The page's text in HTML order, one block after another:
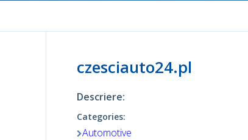
czesciauto24.pl
Descriere:
Categories:
Automotive